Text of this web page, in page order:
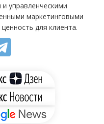
управленческими
маркетинговыми
для клиента.